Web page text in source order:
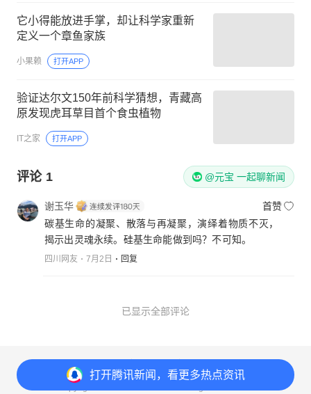
打开腾讯新闻，看更多热点资讯
它小得能放进手掌，却让科学家重新
定义一个章鱼家族
小果赖 打开APP
验证达尔文150年前科学猜想，青藏高
原发现虎耳草目首个食虫植物
IT之家 打开APP
评论 1 @元宝 一起聊新闻
谢玉华
首赞
碳基生命的凝聚、散落与再凝聚，演绎着物质不灭，
揭示出灵魂永续。硅基生命能做到吗？不可知。
四川网友 7月2日 回复
已显示全部评论